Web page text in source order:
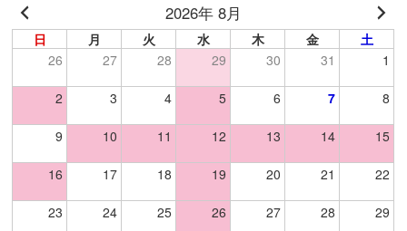
2026年 8月
日 月 火 水 木 金
土
26
27 28 29 30 31 1
2 3 4 5 6 7 8
9 10 11 12 13 14 15
16 17 18 19 20 21 22
23 24 25 26 27 28 29